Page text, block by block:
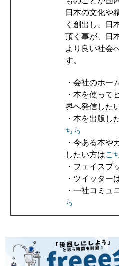
日本の文化や
く創出し、日
頂く事が、日
より良い社会
す。
・会社のホー
・本を使って
界へ発信した
・本を出版し
ちら
・今ある本や
したい方はこ
・フェイスブ
・ツイッター
・一社コミュ
ら